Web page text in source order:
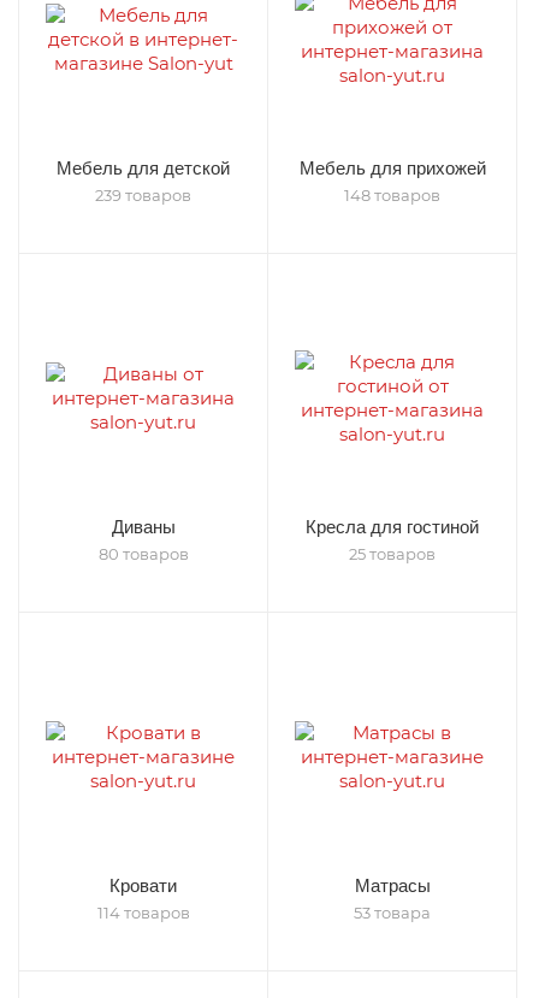
Мебель для детской
239 товаров
Мебель для прихожей
148 товаров
Диваны
80 товаров
Кресла для гостиной
25 товаров
Кровати
114 товаров
Матрасы
53 товара